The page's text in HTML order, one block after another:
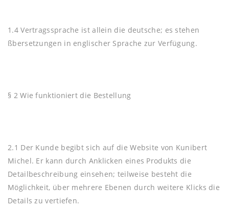
1.4 Vertragssprache ist allein die deutsche; es stehen
ßbersetzungen in englischer Sprache zur Verfügung.
§ 2 Wie funktioniert die Bestellung
2.1 Der Kunde begibt sich auf die Website von Kunibert
Michel. Er kann durch Anklicken eines Produkts die
Detailbeschreibung einsehen; teilweise besteht die
Möglichkeit, über mehrere Ebenen durch weitere Klicks die
Details zu vertiefen.